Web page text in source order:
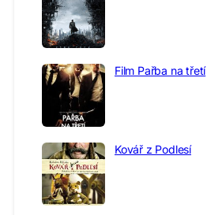
Film Pařba na třetí
Kovář z Podlesí